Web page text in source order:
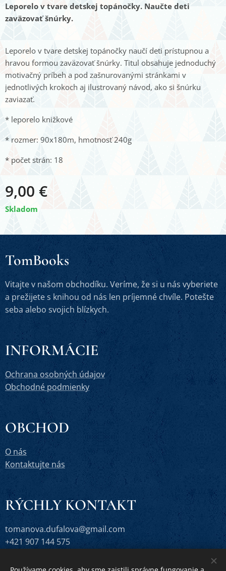
Leporelo v tvare detskej topánočky. Naučte deti
zaväzovať šnúrky.
Leporelo v tvare detskej topánočky naučí deti prístupnou a
hravou formou zaväzovať šnúrky. Titul obsahuje jednoduchý
motivačný príbeh a pod zašnurovanými stránkami v
jednotlivých krokoch aj ilustrovaný návod, ako si šnúrku
zaviazať.
* leporelo knižkové
* rozmer: 90x180m, hmotnosť 240g
* počet strán: 18
9,00 €
Skladom
TomBooks
Vitajte v našom obchodíku. Veríme, že si u nás vyberiete
a prežijete s knihou od nás len príjemné chvíle. Potešte
seba alebo svojich blízkych.
INFORMÁCIE
Ochrana osobných údajov
Obchodné podmienky
OBCHOD
O nás
Kontaktujte nás
RÝCHLY KONTAKT
tomanova.dufalova@gmail.com
+421 907 144 575